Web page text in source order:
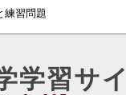
練習問題
学習サ